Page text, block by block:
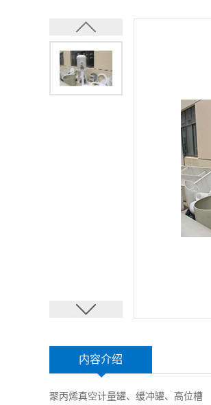
内容介绍
聚丙烯真空计量罐、缓冲罐、高位槽